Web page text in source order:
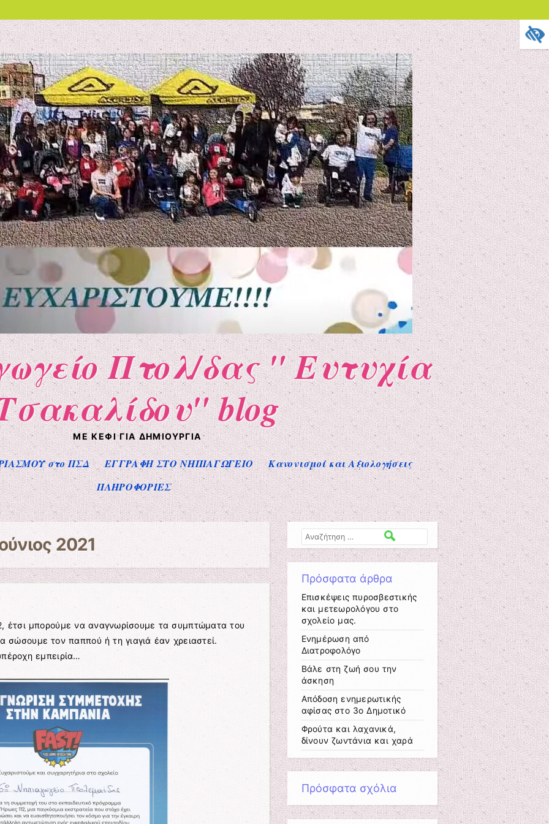
Πτολ/δας " Ευτυχία
blog
ΜΕ ΚΈΦΙ ΓΙΑ ΔΗΜΙΟΥΡΓΊΑ
στο ΠΣΔ ΕΓΓΡΑΦΗ ΣΤΟ ΝΗΠΙΑΓΩΓΕΙΟ
Κανονισμοί και Αξιολογήσεις
ΠΛΗΡΟΦΟΡΙΕΣ
2021
έτσι μπορούμε να αναγνωρίσουμε τα συμπτώματα του
σώσουμε τον παππού ή τη γιαγιά έαν χρειαστεί.
εμπειρία…
Αναζήτηση
Πρόσφατα άρθρα
Επισκέψεις πυροσβεστικής
και μετεωρολόγου στο
σχολείο μας.
Ενημέρωση από
Διατροφολόγο
Βάλε στη ζωή σου την
άσκηση
Απόδοση ενημερωτικής
αφίσας στο 3ο Δημοτικό
Φρούτα και λαχανικά,
δίνουν ζωντάνια και χαρά
Πρόσφατα σχόλια